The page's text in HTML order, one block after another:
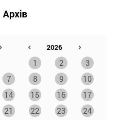
Архів
1 2
3
7 8 9
10
14 15 16
17
21 22 23
24